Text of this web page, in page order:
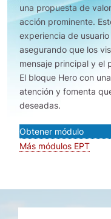
una propuesta de
acción prominente.
experiencia de
asegurando que los
mensaje principal y el
El bloque Hero con
atención y fomenta
deseadas.
Obtener módulo
Más módulos EPT